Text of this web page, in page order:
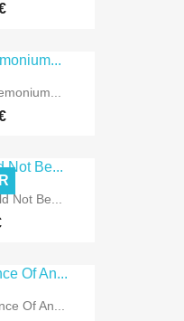
Not Be...
Of An...